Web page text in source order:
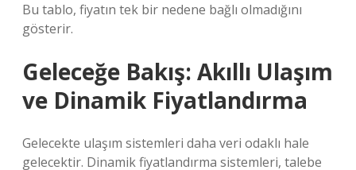
Bu tablo, fiyatın tek bir nedene bağlı olmadığını
gösterir.
Geleceğe Bakış: Akıllı Ulaşım
ve Dinamik Fiyatlandırma
Gelecekte ulaşım sistemleri daha veri odaklı hale
gelecektir. Dinamik fiyatlandırma sistemleri, talebe